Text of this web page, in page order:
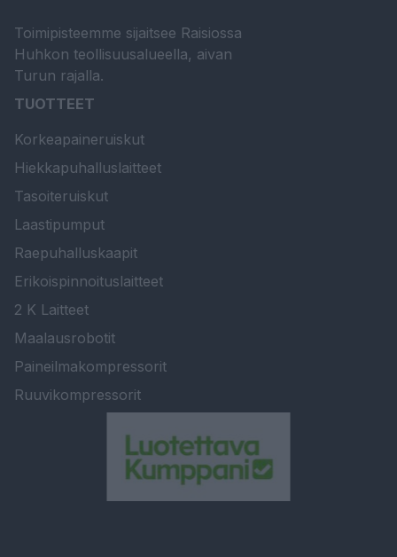
Toimipisteemme sijaitsee Raisiossa
Huhkon teollisuusalueella, aivan
Turun rajalla.
TUOTTEET
Korkeapaineruiskut
Hiekkapuhalluslaitteet
Tasoiteruiskut
Laastipumput
Raepuhalluskaapit
Erikoispinnoituslaitteet
2 K Laitteet
Maalausrobotit
Paineilmakompressorit
Ruuvikompressorit